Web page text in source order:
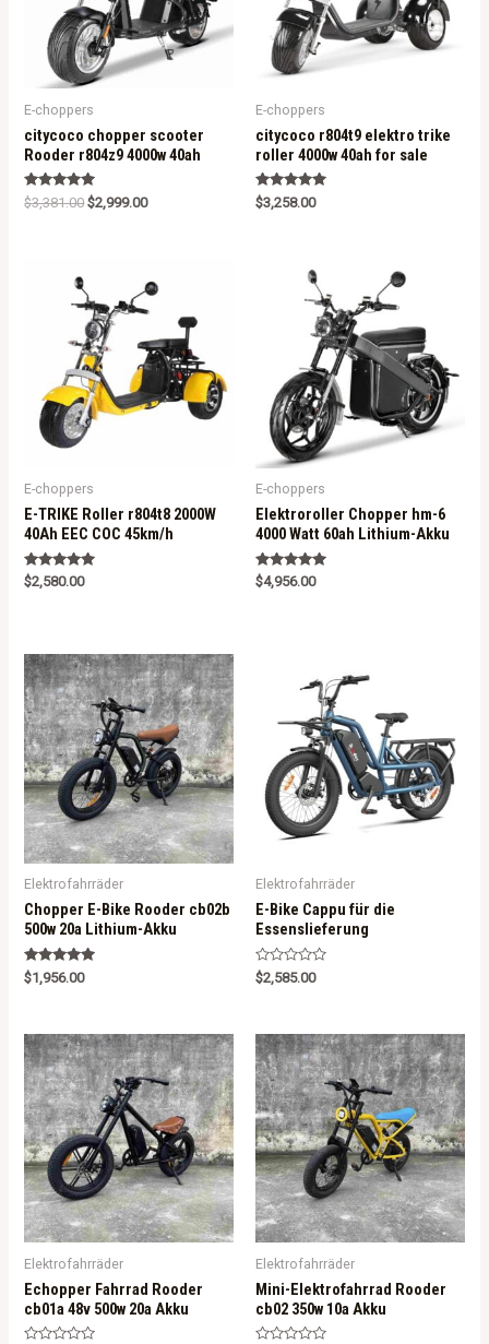
E-choppers
citycoco chopper scooter
Rooder r804z9 4000w 40ah
Rated
5.00
$3,381.00 $2,999.00
E-choppers
citycoco r804t9 elektro trike
roller 4000w 40ah for sale
Rated
5.00
$3,258.00
E-choppers
E-TRIKE Roller r804t8 2000W
40Ah EEC COC 45km/h
Rated
5.00
$2,580.00
E-choppers
Elektroroller Chopper hm-6
4000 Watt 60ah Lithium-Akku
Rated
5.00
$4,956.00
Elektrofahrräder
Chopper E-Bike Rooder cb02b
500w 20a Lithium-Akku
Rated
5.00
$1,956.00
Elektrofahrräder
E-Bike Cappu für die
Essenslieferung
R
a
0
o
u
t
o
f
5
$2,585.00
Elektrofahrräder
Echopper Fahrrad Rooder
cb01a 48v 500w 20a Akku
Elektrofahrräder
Mini-Elektrofahrrad Rooder
cb02 350w 10a Akku